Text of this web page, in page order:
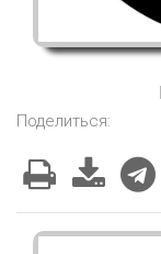
Поделиться: